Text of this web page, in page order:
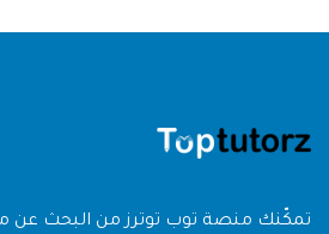
تمكّنك منصة توب توترز من البحث